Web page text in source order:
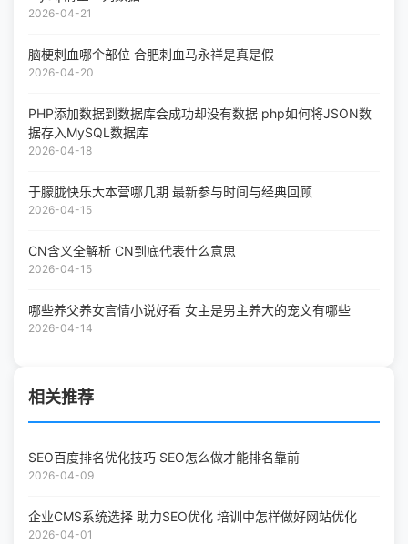
2026-04-21
脑梗刺血哪个部位 合肥刺血马永祥是真是假
2026-04-20
PHP添加数据到数据库会成功却没有数据 php如何将JSON数
据存入MySQL数据库
2026-04-18
于朦胧快乐大本营哪几期 最新参与时间与经典回顾
2026-04-15
CN含义全解析 CN到底代表什么意思
2026-04-15
哪些养父养女言情小说好看 女主是男主养大的宠文有哪些
2026-04-14
相关推荐
SEO百度排名优化技巧 SEO怎么做才能排名靠前
2026-04-09
企业CMS系统选择 助力SEO优化 培训中怎样做好网站优化
2026-04-01